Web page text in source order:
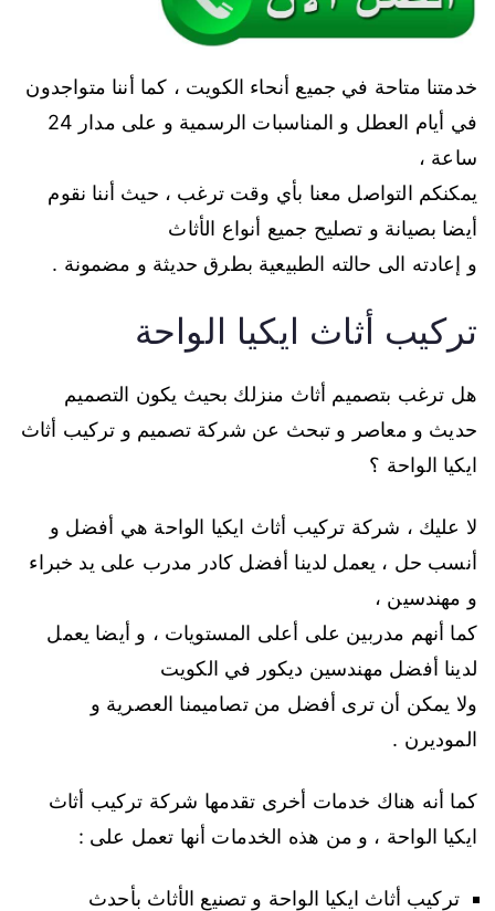
خدمتنا متاحة في جميع أنحاء الكويت ، كما أننا متواجدون
في أيام العطل و المناسبات الرسمية و على مدار 24
ساعة ،
يمكنكم التواصل معنا بأي وقت ترغب ، حيث أننا نقوم
أيضا بصيانة و تصليح جميع أنواع الأثاث
و إعادته الى حالته الطبيعية بطرق حديثة و مضمونة .
تركيب أثاث ايكيا الواحة
هل ترغب بتصميم أثاث منزلك بحيث يكون التصميم
حديث و معاصر و تبحث عن شركة تصميم و تركيب أثاث
ايكيا الواحة ؟
لا عليك ، شركة تركيب أثاث ايكيا الواحة هي أفضل و
أنسب حل ، يعمل لدينا أفضل كادر مدرب على يد خبراء
و مهندسين ،
كما أنهم مدربين على أعلى المستويات ، و أيضا يعمل
لدينا أفضل مهندسين ديكور في الكويت
ولا يمكن أن ترى أفضل من تصاميمنا العصرية و
الموديرن .
كما أنه هناك خدمات أخرى تقدمها شركة تركيب أثاث
ايكيا الواحة ، و من هذه الخدمات أنها تعمل على :
تركيب أثاث ايكيا الواحة و تصنيع الأثاث بأحدث